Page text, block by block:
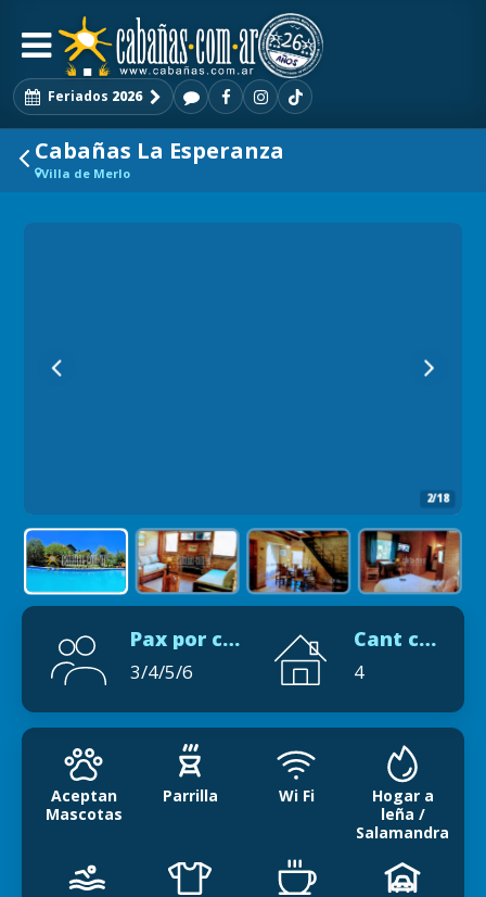
Feriados 2026
Cabañas La Esperanza
Villa de Merlo
2/18
Pax por cabaña
3/4/5/6
Cant cabañas
4
Aceptan
Mascotas
Parrilla Wi Fi
Hogar a
leña /
Salamandra